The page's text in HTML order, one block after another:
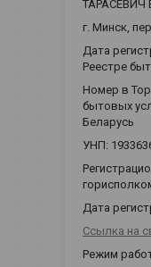
г. Минск,
Дата
Реестре
Номер в
бытовых
Беларусь
УНП:
Дата
Ссылка на
Режим